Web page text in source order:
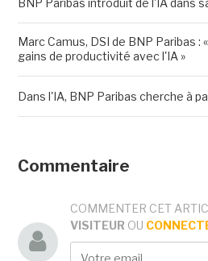
BNP Paribas introduit de l'IA dans
Marc Camus, DSI de BNP Paribas :
gains de productivité avec l'IA »
Dans l'IA, BNP Paribas cherche à
Commentaire
COMMENTER CET
VISITEUR OU